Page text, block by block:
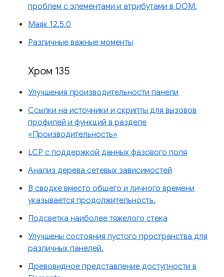
проблем с элементами и атрибутами в DOM.
Маяк 12.5.0
Различные важные моменты
Хром 135
Улучшения производительности панели
Ссылки на источники и скрипты для вызовов
профилей и функций в разделе
«Производительность»
LCP с поддержкой данных фазового поля
Анализ дерева сетевых зависимостей
В сводке вместо общего и личного времени
указывается продолжительность.
Подсветка наиболее тяжелого стека
Улучшены состояния пустого пространства для
различных панелей.
Древовидное представление доступности в